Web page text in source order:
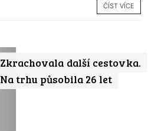
ČÍST VÍCE
Zkrachovala další cestovka.
Na trhu působila 26 let